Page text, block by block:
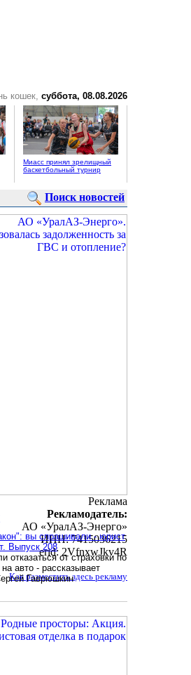
кошек, суббота, 08.08.2026
Миасс принял зрелищный
баскетбольный турнир
Поиск новостей
Реклама
Рекламодатель:
АО «УралАЗ-Энерго»
ИНН: 7415036215
erid: 2VfnxwJkv4R
Как разместить здесь рекламу
вы спрашивали - юрист
Выпуск 208
отказаться от страховки по
авто - рассказывает
Гаврюшкин